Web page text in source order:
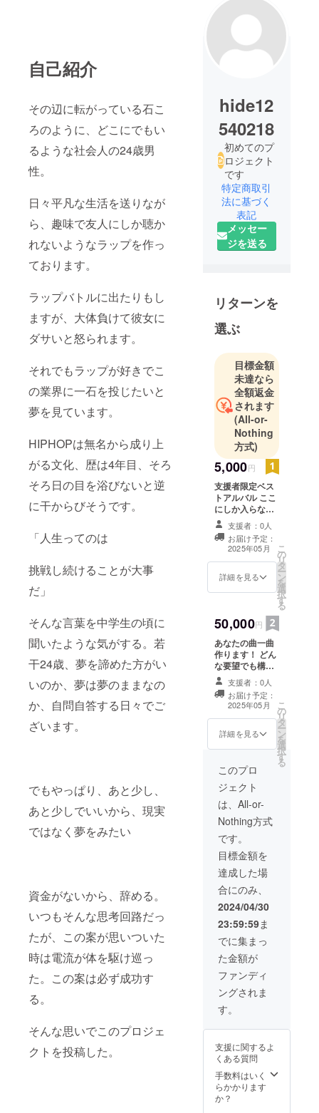
自己紹介
その辺に転がっている石こ
ろのように、どこにでもい
るような社会人の24歳男
性。
日々平凡な生活を送りなが
ら、趣味で友人にしか聴か
れないようなラップを作っ
ております。
ラップバトルに出たりもし
ますが、大体負けて彼女に
ダサいと怒られます。
それでもラップが好きでこ
の業界に一石を投じたいと
夢を見ています。
HIPHOPは無名から成り上
がる文化、歴は4年目、そろ
そろ日の目を浴びないと逆
に干からびそうです。
「人生ってのは
挑戦し続けることが大事
だ」
そんな言葉を中学生の頃に
聞いたような気がする。若
干24歳、夢を諦めた方がい
いのか、夢は夢のままなの
か、自問自答する日々でご
ざいます。
でもやっぱり、あと少し、
あと少しでいいから、現実
ではなく夢をみたい
資金がないから、辞める。
いつもそんな思考回路だっ
たが、この案が思いついた
時は電流が体を駆け巡っ
た。この案は必ず成功す
る。
そんな思いでこのプロジェ
クトを投稿した。
hide12
540218
初めてのプ
ロジェクト
です
特定商取引
法に基づく
表記
メッセー
ジを送る
リターンを
選ぶ
目標金額
未達なら
全額返金
されます
(All-or-
Nothing
方式)
5,000円
支援者限定ベス
トアルバル ここ
にしか入らない
曲も入れる予定
です。 収録予定
時間約40〜50分
収録曲10〜15曲
もしも有名に
なったら支援者
は売り飛ばし
ちゃってくださ
い。
支援者：0人
お届け予定：
2025年05月
詳細を見る
こ
の
リ
タ
ー
ン
を
選
択
す
る
50,000円
あなたの曲一曲
作ります！ どん
な要望でも構い
ません。こんな
曲を作って欲し
い！と言ってい
ただければあな
ただけの曲をお
渡しします！
lineかinstagram
い打ち合わせを
行いましょう。
支援者：0人
お届け予定：
2025年05月
詳細を見る
こ
の
リ
タ
ー
ン
を
選
択
す
る
このプロ
ジェクト
は、All-or-
Nothing方式
です。
目標金額を
達成した場
合にのみ、
2024/04/30
23:59:59ま
でに集まっ
た金額が
ファンディ
ングされま
す。
支援に関するよ
くある質問
手数料はいく
らかかります
か？